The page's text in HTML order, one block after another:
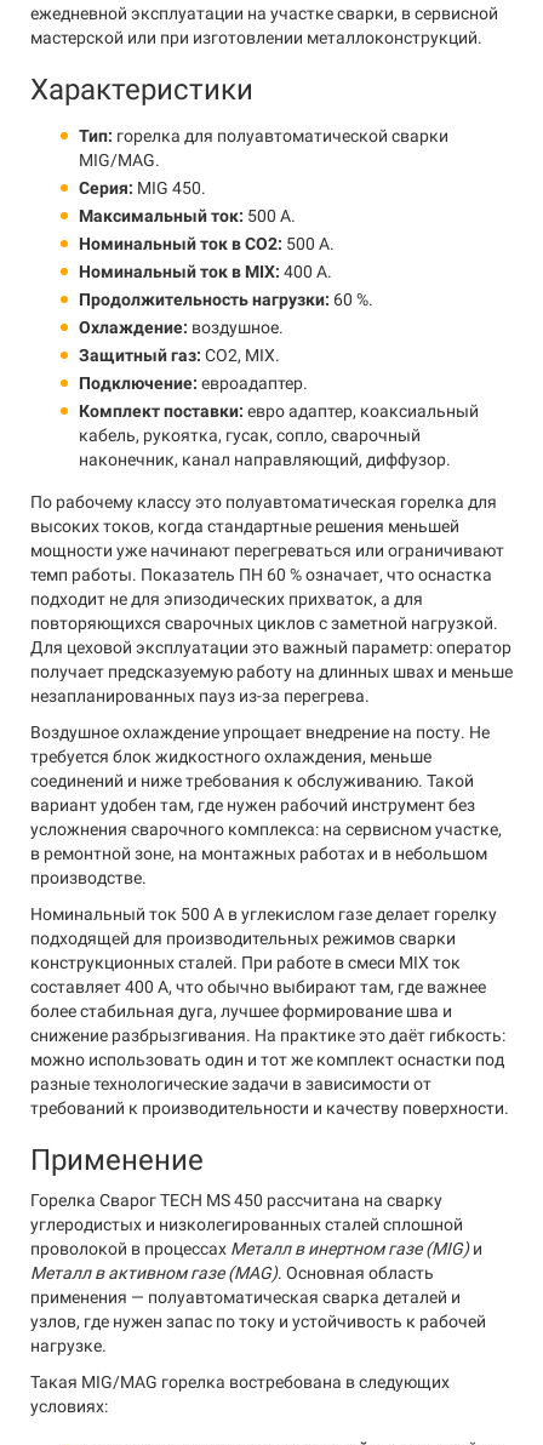
ежедневной эксплуатации на участке сварки, в сервисной
мастерской или при изготовлении металлоконструкций.
Характеристики
Тип: горелка для полуавтоматической сварки
MIG/MAG.
Серия: MIG 450.
Максимальный ток: 500 А.
Номинальный ток в CO2: 500 А.
Номинальный ток в MIX: 400 А.
Продолжительность нагрузки: 60 %.
Охлаждение: воздушное.
Защитный газ: CO2, MIX.
Подключение: евроадаптер.
Комплект поставки: евро адаптер, коаксиальный
кабель, рукоятка, гусак, сопло, сварочный
наконечник, канал направляющий, диффузор.
По рабочему классу это полуавтоматическая горелка для
высоких токов, когда стандартные решения меньшей
мощности уже начинают перегреваться или ограничивают
темп работы. Показатель ПН 60 % означает, что оснастка
подходит не для эпизодических прихваток, а для
повторяющихся сварочных циклов с заметной нагрузкой.
Для цеховой эксплуатации это важный параметр: оператор
получает предсказуемую работу на длинных швах и меньше
незапланированных пауз из-за перегрева.
Воздушное охлаждение упрощает внедрение на посту. Не
требуется блок жидкостного охлаждения, меньше
соединений и ниже требования к обслуживанию. Такой
вариант удобен там, где нужен рабочий инструмент без
усложнения сварочного комплекса: на сервисном участке,
в ремонтной зоне, на монтажных работах и в небольшом
производстве.
Номинальный ток 500 А в углекислом газе делает горелку
подходящей для производительных режимов сварки
конструкционных сталей. При работе в смеси MIX ток
составляет 400 А, что обычно выбирают там, где важнее
более стабильная дуга, лучшее формирование шва и
снижение разбрызгивания. На практике это даёт гибкость:
можно использовать один и тот же комплект оснастки под
разные технологические задачи в зависимости от
требований к производительности и качеству поверхности.
Применение
Горелка Сварог TECH MS 450 рассчитана на сварку
углеродистых и низколегированных сталей сплошной
проволокой в процессах Металл в инертном газе (MIG)и
Металл в активном газе (MAG). Основная область
применения — полуавтоматическая сварка деталей и
узлов, где нужен запас по току и устойчивость к рабочей
нагрузке.
Такая MIG/MAG горелка востребована в следующих
условиях: